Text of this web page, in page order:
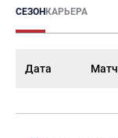
СЕЗОНКАРЬЕРА
Дата Матч